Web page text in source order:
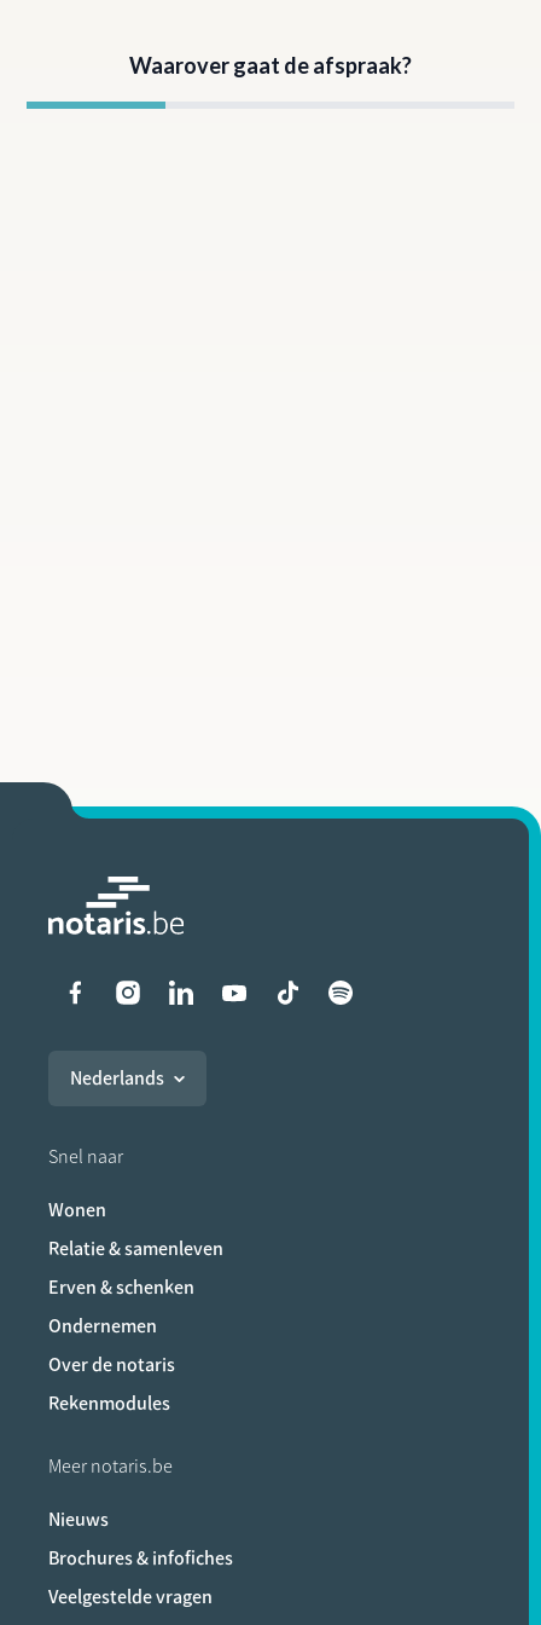
Liens vers les réseaux
Nederlands
Snel naar
Wonen
Relatie & samenleven
Erven & schenken
Ondernemen
Over de notaris
Rekenmodules
Meer notaris.be
Nieuws
Brochures & infofiches
Veelgestelde vragen